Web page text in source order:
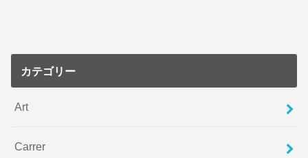
カテゴリー
Art
Carrer